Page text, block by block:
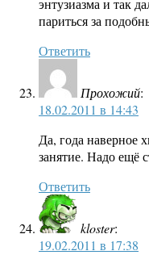
энтузиазма и так
париться за
Ответить
Прохожий:
18.02.2011 в 14:43
Да, года наверное
занятие. Надо ещё
Ответить
kloster:
19.02.2011 в 17:38